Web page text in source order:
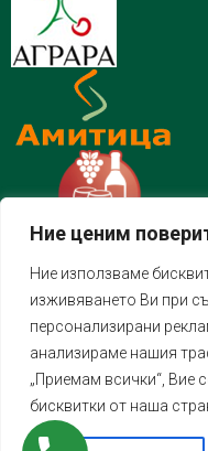
Ние ценим
Ние използваме
изживяването Ви при
персонализирани
анализираме нашия
„Приемам всички“, Вие
бисквитки от наша